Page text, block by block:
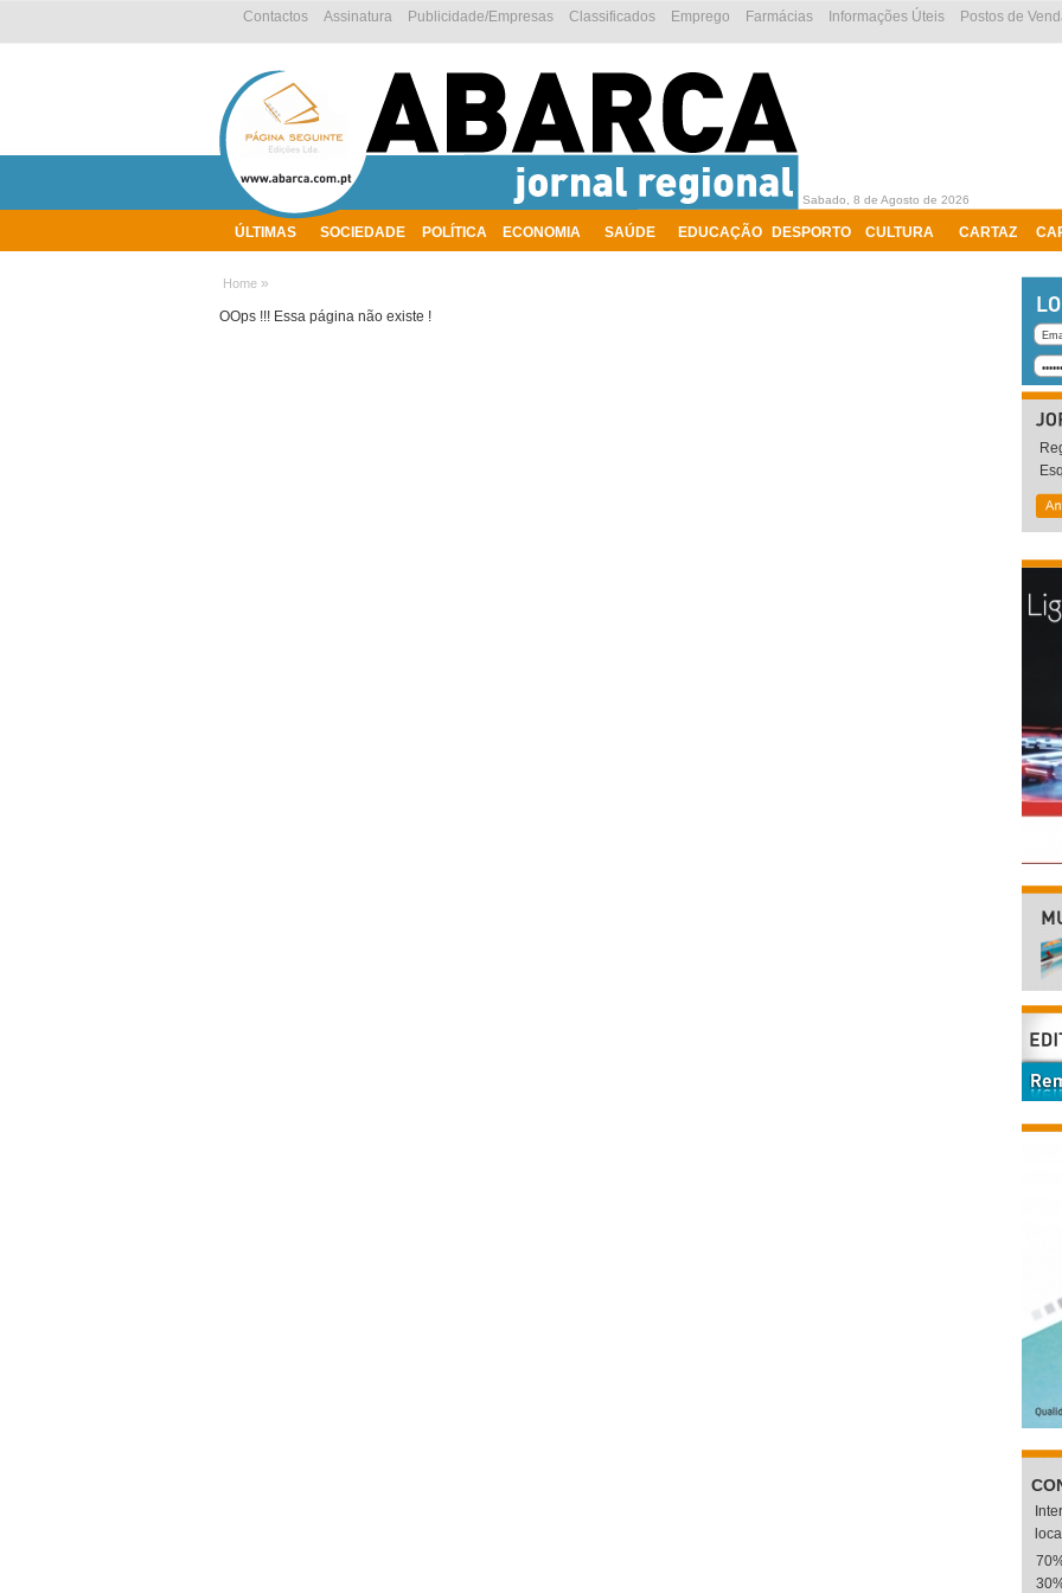
ÚLTIMAS SOCIEDADE POLÍTICA ECONOMIA SAÚDE EDUCAÇÃO DESPORTO CULTURA CARTAZ
Postos de
Informações Úteis
Farmácias
Emprego
Classificados
Publicidade/Empresas
Assinatura
Contactos
Sabado, 8 de Agosto de 2026
Home »
OOps !!! Essa página não existe !